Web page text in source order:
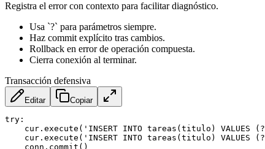
Registra el error con contexto para facilitar diagnóstico.
Usa `?` para parámetros siempre.
Haz commit explícito tras cambios.
Rollback en error de operación compuesta.
Cierra conexión al terminar.
Transacción defensiva
Editar Copiar
try:
cur.execute('INSERT INTO tareas(titulo) VALUES
cur.execute('INSERT INTO tareas(titulo) VALUES
    conn.commit()